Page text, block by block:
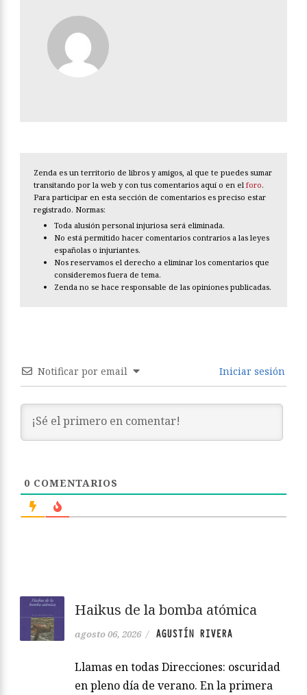
Zenda es un territorio de libros y amigos, al que te puedes sumar
transitando por la web y con tus comentarios aquí o en el foro.
Para participar en esta sección de comentarios es preciso estar
registrado. Normas:
Toda alusión personal injuriosa será eliminada.
No está permitido hacer comentarios contrarios a las leyes
españolas o injuriantes.
Nos reservamos el derecho a eliminar los comentarios que
consideremos fuera de tema.
Zenda no se hace responsable de las opiniones publicadas.
Notificar por email Iniciar sesión
0 COMENTARIOS
Haikus de la bomba atómica
agosto 06, 2026 / AGUSTÍN RIVERA
Llamas en todas Direcciones: oscuridad
en pleno día de verano. En la primera